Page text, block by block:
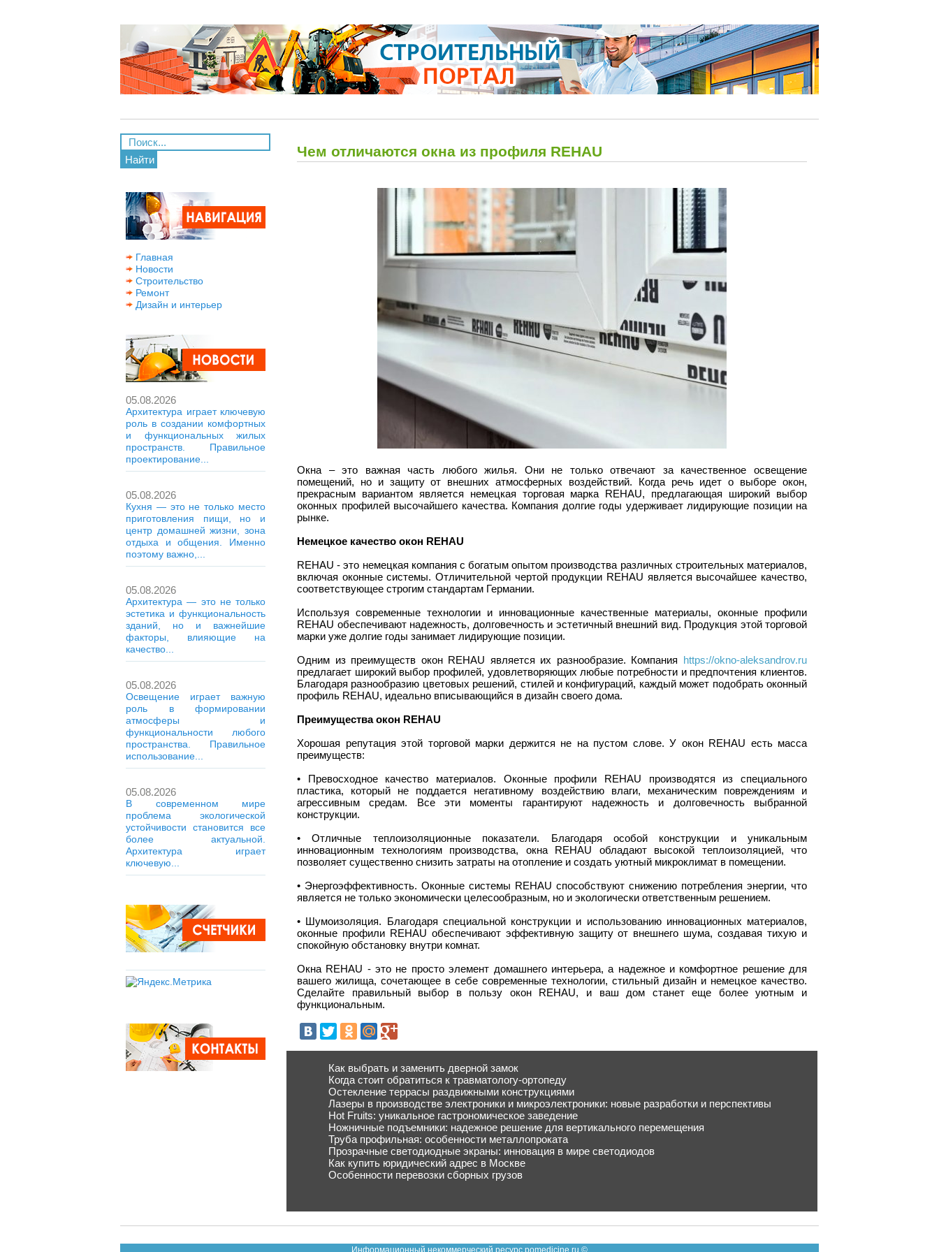
Найти
Главная
Новости
Строительство
Ремонт
Дизайн и интерьер
05.08.2026
Архитектура играет ключевую
роль в создании комфортных
и функциональных жилых
пространств. Правильное
проектирование...
05.08.2026
Кухня — это не только место
приготовления пищи, но и
центр домашней жизни, зона
отдыха и общения. Именно
поэтому важно,...
05.08.2026
Архитектура — это не только
эстетика и функциональность
зданий, но и важнейшие
факторы, влияющие на
качество...
05.08.2026
Освещение играет важную
роль в формировании
атмосферы и
функциональности любого
пространства. Правильное
использование...
05.08.2026
В современном мире
проблема экологической
устойчивости становится все
более актуальной.
Архитектура играет
ключевую...
Чем отличаются окна из профиля REHAU
Окна – это важная часть любого жилья. Они не только отвечают за качественное освещение
помещений, но и защиту от внешних атмосферных воздействий. Когда речь идет о выборе окон,
прекрасным вариантом является немецкая торговая марка REHAU, предлагающая широкий выбор
оконных профилей высочайшего качества. Компания долгие годы удерживает лидирующие позиции на
рынке.
Немецкое качество окон REHAU
REHAU - это немецкая компания с богатым опытом производства различных строительных материалов,
включая оконные системы. Отличительной чертой продукции REHAU является высочайшее качество,
соответствующее строгим стандартам Германии.
Используя современные технологии и инновационные качественные материалы, оконные профили
REHAU обеспечивают надежность, долговечность и эстетичный внешний вид. Продукция этой торговой
марки уже долгие годы занимает лидирующие позиции.
Одним из преимуществ окон REHAU является их разнообразие. Компания https://okno-aleksandrov.ru
предлагает широкий выбор профилей, удовлетворяющих любые потребности и предпочтения клиентов.
Благодаря разнообразию цветовых решений, стилей и конфигураций, каждый может подобрать оконный
профиль REHAU, идеально вписывающийся в дизайн своего дома.
Преимущества окон REHAU
Хорошая репутация этой торговой марки держится не на пустом слове. У окон REHAU есть масса
преимуществ:
• Превосходное качество материалов. Оконные профили REHAU производятся из специального
пластика, который не поддается негативному воздействию влаги, механическим повреждениям и
агрессивным средам. Все эти моменты гарантируют надежность и долговечность выбранной
конструкции.
• Отличные теплоизоляционные показатели. Благодаря особой конструкции и уникальным
инновационным технологиям производства, окна REHAU обладают высокой теплоизоляцией, что
позволяет существенно снизить затраты на отопление и создать уютный микроклимат в помещении.
• Энергоэффективность. Оконные системы REHAU способствуют снижению потребления энергии, что
является не только экономически целесообразным, но и экологически ответственным решением.
• Шумоизоляция. Благодаря специальной конструкции и использованию инновационных материалов,
оконные профили REHAU обеспечивают эффективную защиту от внешнего шума, создавая тихую и
спокойную обстановку внутри комнат.
Окна REHAU - это не просто элемент домашнего интерьера, а надежное и комфортное решение для
вашего жилища, сочетающее в себе современные технологии, стильный дизайн и немецкое качество.
Сделайте правильный выбор в пользу окон REHAU, и ваш дом станет еще более уютным и
функциональным.
Как выбрать и заменить дверной замок
Когда стоит обратиться к травматологу-ортопеду
Остекление террасы раздвижными конструкциями
Лазеры в производстве электроники и микроэлектроники: новые разработки и перспективы
Hot Fruits: уникальное гастрономическое заведение
Ножничные подъемники: надежное решение для вертикального перемещения
Труба профильная: особенности металлопроката
Прозрачные светодиодные экраны: инновация в мире светодиодов
Как купить юридический адрес в Москве
Особенности перевозки сборных грузов
Информационный некоммерческий ресурс pomedicine.ru ©